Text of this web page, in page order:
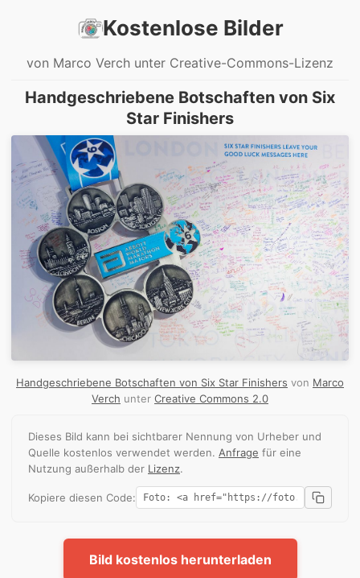
Kostenlose Bilder
von Marco Verch unter Creative-Commons-Lizenz
Handgeschriebene Botschaften von Six
Star Finishers
Handgeschriebene Botschaften von Six Star Finishers von Marco
Verch unter Creative Commons 2.0
Dieses Bild kann bei sichtbarer Nennung von Urheber und
Quelle kostenlos verwendet werden. Anfrage für eine
Nutzung außerhalb der Lizenz.
Kopiere diesen Code:
Bild kostenlos herunterladen